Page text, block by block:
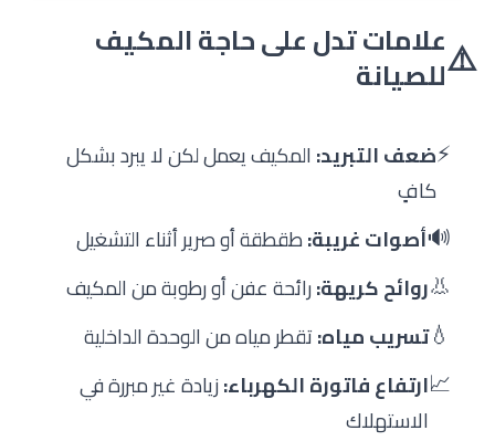
⚠️علامات تدل على حاجة المكيف
للصيانة
⚡ضعف التبريد: المكيف يعمل لكن لا يبرد بشكل
كافٍ
🔊أصوات غريبة:طقطقة أو صرير أثناء التشغيل
👃روائح كريهة:رائحة عفن أو رطوبة من المكيف
💧تسريب مياه:تقطر مياه من الوحدة الداخلية
📈ارتفاع فاتورة الكهرباء:زيادة غير مبررة في
الاستهلاك